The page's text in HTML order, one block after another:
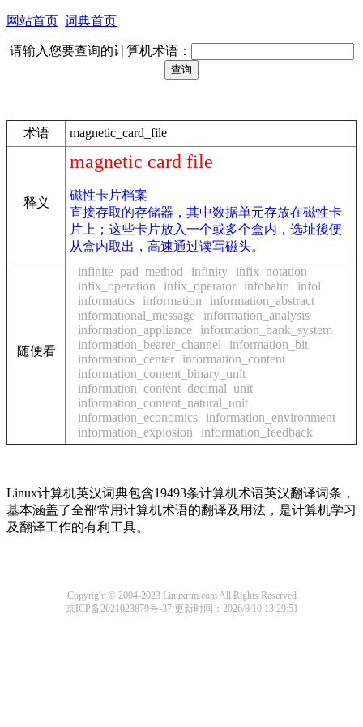
网站首页 词典首页
请输入您要查询的计算机术语：
术语 magnetic_card_file
释义
magnetic card file
磁性卡片档案
直接存取的存储器，其中数据单元存放在磁性卡
片上；这些卡片放入一个或多个盒内，选址後便
从盒内取出，高速通过读写磁头。
随便看
infinite_pad_method infinity
infix_notation
infix_operation
infix_operator infobahn
infol
informatics
information
information_abstract
informational_message
information_analysis
information_appliance
information_bank_system
information_bearer_channel
information_bit
information_center
information_content
information_content_binary_unit
information_content_decimal_unit
information_content_natural_unit
information_economics
information_environment
information_explosion
information_feedback
Linux计算机英汉词典包含19493条计算机术语英汉翻译词条，
基本涵盖了全部常用计算机术语的翻译及用法，是计算机学习
及翻译工作的有利工具。
Copyright © 2004-2023 Linuxrtm.com All Rights Reserved
京ICP备2021023879号-37更新时间：2026/8/10 13:29:51